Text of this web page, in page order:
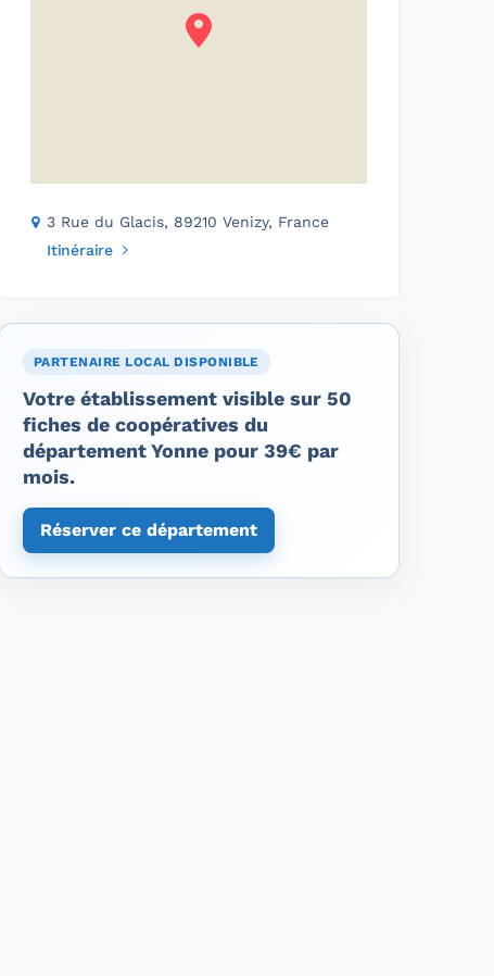
3 Rue du Glacis, 89210 Venizy, France
Itinéraire
PARTENAIRE LOCAL DISPONIBLE
Votre établissement visible sur 50
fiches de coopératives du
département Yonne pour 39€ par
mois.
Réserver ce département